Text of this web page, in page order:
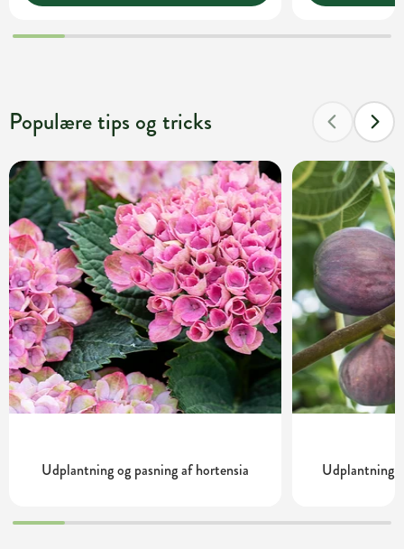
Populære tips og tricks
Udplantning og pasning af hortensia Udplantning